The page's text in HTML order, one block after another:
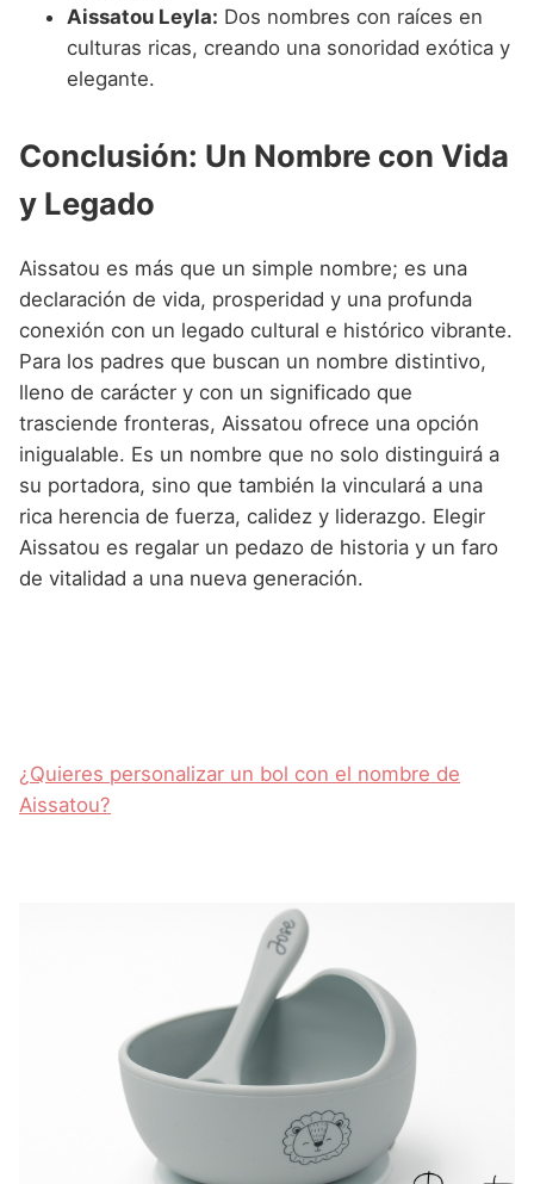
Aissatou Leyla: Dos nombres con raíces en
culturas ricas, creando una sonoridad exótica y
elegante.
Conclusión: Un Nombre con Vida
y Legado
Aissatou es más que un simple nombre; es una
declaración de vida, prosperidad y una profunda
conexión con un legado cultural e histórico vibrante.
Para los padres que buscan un nombre distintivo,
lleno de carácter y con un significado que
trasciende fronteras, Aissatou ofrece una opción
inigualable. Es un nombre que no solo distinguirá a
su portadora, sino que también la vinculará a una
rica herencia de fuerza, calidez y liderazgo. Elegir
Aissatou es regalar un pedazo de historia y un faro
de vitalidad a una nueva generación.
¿Quieres personalizar un bol con el nombre de
Aissatou?